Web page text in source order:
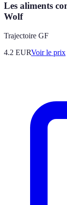
Les aliments
Wolf
Trajectoire GF
4.2 EURVoir le prix